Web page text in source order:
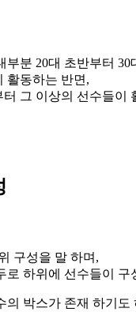
부분 20대 초반부터 30
활동하는 반면,
그 이상의 선수들이
구성을 말 하며,
로 하위에 선수들이 구
의 박스가 존재 하기도